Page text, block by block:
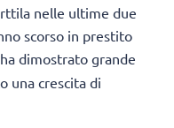
nelle ultime due
scorso in prestito
dimostrato grande
una crescita di